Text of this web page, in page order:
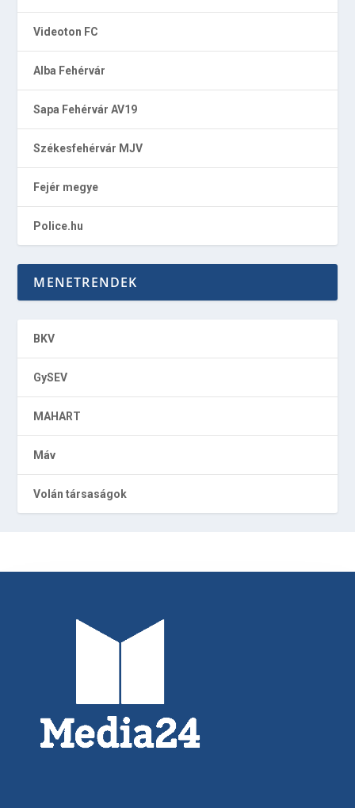
Videoton FC
Alba Fehérvár
Sapa Fehérvár AV19
Székesfehérvár MJV
Fejér megye
Police.hu
MENETRENDEK
BKV
GySEV
MAHART
Máv
Volán társaságok